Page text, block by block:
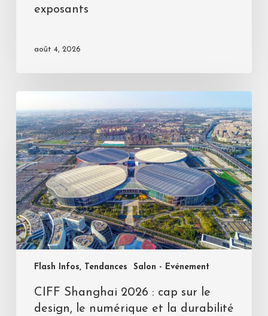
exposants
août 4, 2026
Flash Infos, Tendances Salon - Evénement
CIFF Shanghai 2026 : cap sur le
design, le numérique et la durabilité